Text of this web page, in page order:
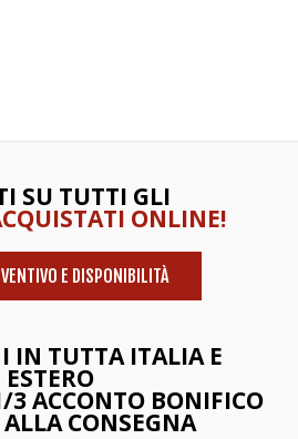
SU TUTTI GLI
ONLINE!
E DISPONIBILITÀ
IN TUTTA ITALIA E
ESTERO
3 ACCONTO BONIFICO
ALLA CONSEGNA